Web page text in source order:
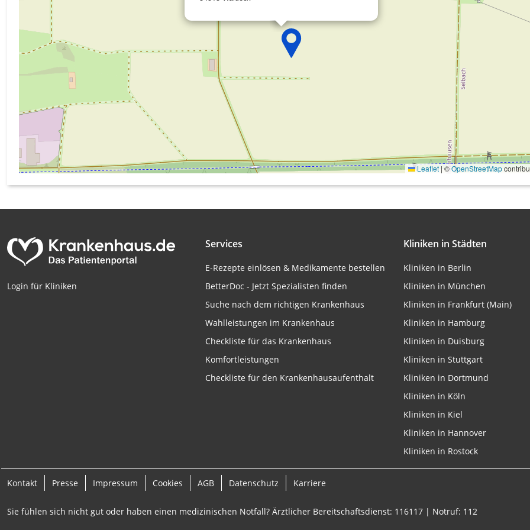
Leaflet | ©OpenStreetMap
Login für Kliniken
Services
E-Rezepte einlösen & Medikamente bestellen
BetterDoc - Jetzt Spezialisten finden
Suche nach dem richtigen Krankenhaus
Wahlleistungen im Krankenhaus
Checkliste für das Krankenhaus
Komfortleistungen
Checkliste für den Krankenhausaufenthalt
Kliniken in Städten
Kliniken in Berlin
Kliniken in München
Kliniken in Frankfurt (Main)
Kliniken in Hamburg
Kliniken in Duisburg
Kliniken in Stuttgart
Kliniken in Dortmund
Kliniken in Köln
Kliniken in Kiel
Kliniken in Hannover
Kliniken in Rostock
Kontakt Presse Impressum Cookies AGB Datenschutz Karriere
Sie fühlen sich nicht gut oder haben einen medizinischen Notfall? Ärztlicher Bereitschaftsdienst: 116117 | Notruf: 112
Messung der Werbeleistung
Messung der Performance von Inhalten
Analyse von Zielgruppen durch Statistiken oder Kombinationen von Daten aus
verschiedenen Quellen
Entwicklung und Verbesserung der Angebote
Verwendung reduzierter Daten zur Auswahl von Inhalten
IAB-Besonderheiten:
Verwendung genauer Standortdaten
Geräte anhand von aktiv angeforderten Informationen identifizieren
Performance